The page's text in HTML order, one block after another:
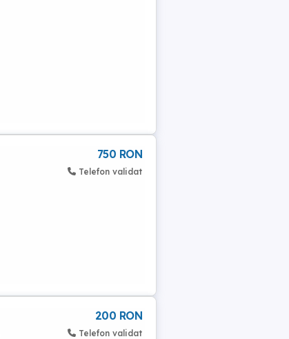
750 RON
Telefon validat
200 RON
Telefon validat